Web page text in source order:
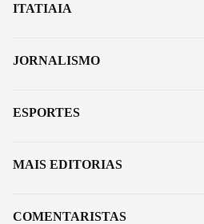
ITATIAIA
JORNALISMO
ESPORTES
MAIS EDITORIAS
COMENTARISTAS